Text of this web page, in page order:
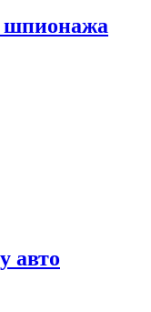
шпионажа
авто